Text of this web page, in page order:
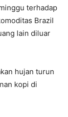
terhadap
Brazil
lain diluar
hujan turun
kopi di